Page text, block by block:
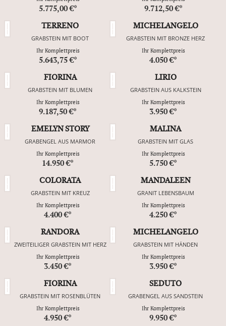
5.775,00 €* 9.712,50 €*
TERRENO
GRABSTEIN MIT BOOT
Ihr Komplettpreis
5.643,75 €*
MICHELANGELO
GRABSTEIN MIT BRONZE HERZ
Ihr Komplettpreis
4.050 €*
FIORINA
GRABSTEIN MIT BLUMEN
Ihr Komplettpreis
9.187,50 €*
LIRIO
GRABSTEIN AUS KALKSTEIN
Ihr Komplettpreis
3.950 €*
EMELYN STORY
GRABENGEL AUS MARMOR
Ihr Komplettpreis
14.950 €*
MALINA
GRABSTEIN MIT GLAS
Ihr Komplettpreis
5.750 €*
COLORATA
GRABSTEIN MIT KREUZ
Ihr Komplettpreis
4.400 €*
MANDALEEN
GRANIT LEBENSBAUM
Ihr Komplettpreis
4.250 €*
RANDORA
ZWEITEILIGER GRABSTEIN MIT HERZ
Ihr Komplettpreis
3.450 €*
MICHELANGELO
GRABSTEIN MIT HÄNDEN
Ihr Komplettpreis
3.950 €*
FIORINA
GRABSTEIN MIT ROSENBLÜTEN
Ihr Komplettpreis
4.950 €*
SEDUTO
GRABENGEL AUS SANDSTEIN
Ihr Komplettpreis
9.950 €*